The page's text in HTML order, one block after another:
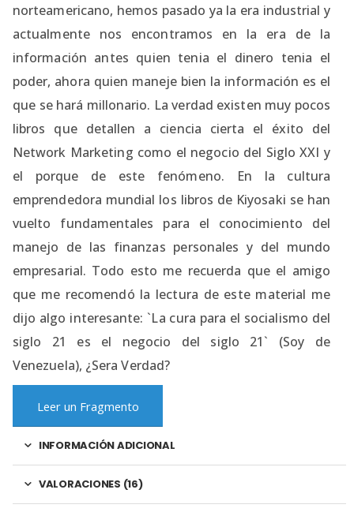
norteamericano, hemos pasado ya la era industrial y
actualmente nos encontramos en la era de la
información antes quien tenia el dinero tenia el
poder, ahora quien maneje bien la información es el
que se hará millonario. La verdad existen muy pocos
libros que detallen a ciencia cierta el éxito del
Network Marketing como el negocio del Siglo XXI y
el porque de este fenómeno. En la cultura
emprendedora mundial los libros de Kiyosaki se han
vuelto fundamentales para el conocimiento del
manejo de las finanzas personales y del mundo
empresarial. Todo esto me recuerda que el amigo
que me recomendó la lectura de este material me
dijo algo interesante: `La cura para el socialismo del
siglo 21 es el negocio del siglo 21` (Soy de
Venezuela), ¿Sera Verdad?
Leer un Fragmento
INFORMACIÓN ADICIONAL
VALORACIONES (16)